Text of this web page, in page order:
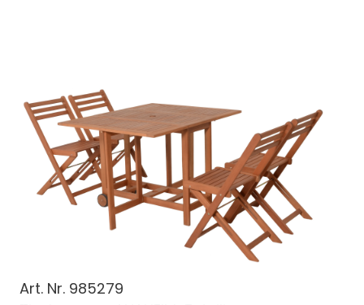
Art. Nr. 985279